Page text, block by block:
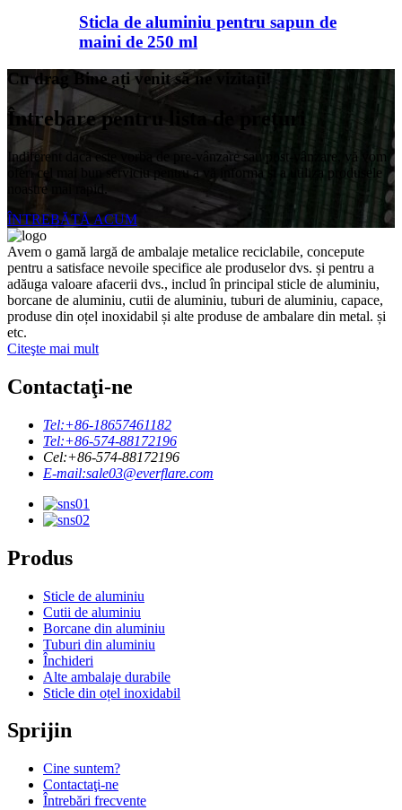
Sticla de aluminiu pentru sapun de
maini de 250 ml
Cu drag Bine ați venit să ne vizitați!
Întrebare pentru lista de prețuri
Indiferent dacă este vorba de pre-vânzare sau post-vânzare, vă vom
oferi cel mai bun serviciu pentru a vă informa și a utiliza produsele
noastre mai rapid.
ÎNTREBĂTĂ ACUM
Avem o gamă largă de ambalaje metalice reciclabile, concepute
pentru a satisface nevoile specifice ale produselor dvs. și pentru a
adăuga valoare afacerii dvs., includ în principal sticle de aluminiu,
borcane de aluminiu, cutii de aluminiu, tuburi de aluminiu, capace,
produse din oțel inoxidabil și alte produse de ambalare din metal. și
etc.
Citeşte mai mult
Contactaţi-ne
Tel:+86-18657461182
Tel:+86-574-88172196
Cel:+86-574-88172196
E-mail:sale03@everflare.com
Produs
Sticle de aluminiu
Cutii de aluminiu
Borcane din aluminiu
Tuburi din aluminiu
Închideri
Alte ambalaje durabile
Sticle din oțel inoxidabil
Sprijin
Cine suntem?
Contactaţi-ne
Întrebări frecvente